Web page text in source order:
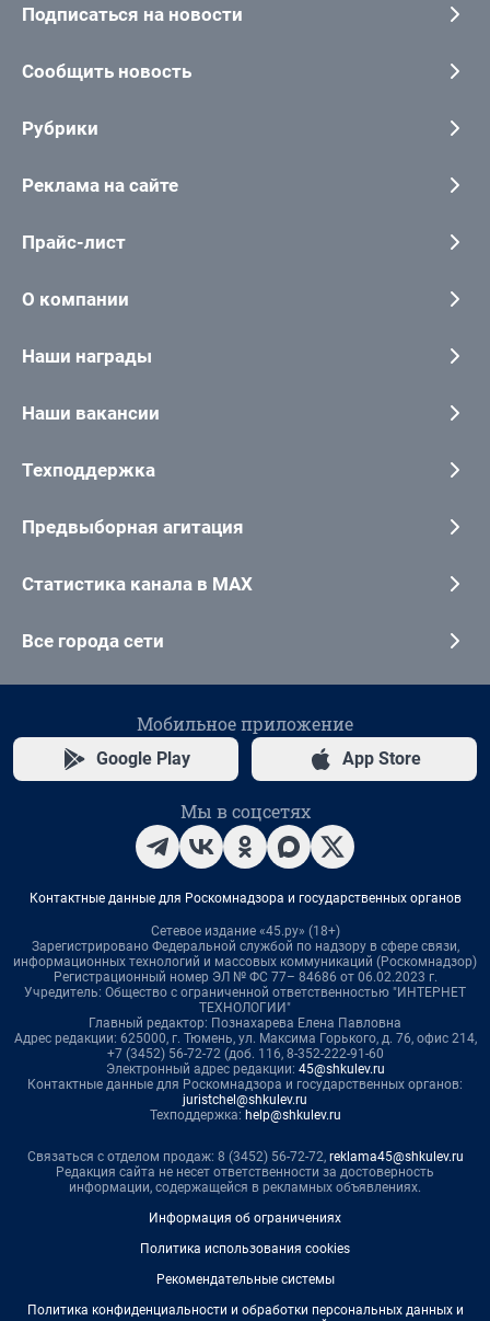
Подписаться на новости
Сообщить новость
Рубрики
Реклама на сайте
Прайс-лист
О компании
Наши награды
Наши вакансии
Техподдержка
Предвыборная агитация
Статистика канала в MAX
Все города сети
Мобильное приложение
Google Play App Store
Мы в соцсетях
Контактные данные для Роскомнадзора и государственных органов
Сетевое издание «45.ру» (18+)
Зарегистрировано Федеральной службой по надзору в сфере связи,
информационных технологий и массовых коммуникаций (Роскомнадзор)
Регистрационный номер ЭЛ № ФС 77– 84686 от 06.02.2023 г.
Учредитель: Общество с ограниченной ответственностью "ИНТЕРНЕТ
ТЕХНОЛОГИИ"
Главный редактор: Познахарева Елена Павловна
Адрес редакции: 625000, г. Тюмень, ул. Максима Горького, д. 76, офис 214,
+7 (3452) 56-72-72 (доб. 116, 8-352-222-91-60
Электронный адрес редакции: 45@shkulev.ru
Контактные данные для Роскомнадзора и государственных органов:
juristchel@shkulev.ru
Техподдержка: help@shkulev.ru
Связаться с отделом продаж: 8 (3452) 56-72-72, reklama45@shkulev.ru
Редакция сайта не несет ответственности за достоверность
информации, содержащейся в рекламных объявлениях.
Информация об ограничениях
Политика использования cookies
Рекомендательные системы
Политика конфиденциальности и обработки персональных данных и